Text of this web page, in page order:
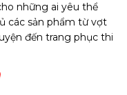
những ai yêu thể
các sản phẩm từ vợt
đến trang phục thi